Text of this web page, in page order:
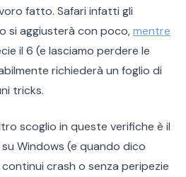
fatto. Safari infatti gli
si aggiusterà con poco,mentre
il 6 (e lasciamo perdere le
richiederà un foglio di
tricks.
scoglio in queste verifiche è il
Windows (e quando dico
crash o senza peripezie